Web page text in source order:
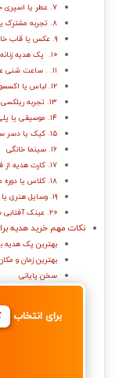
۷. عطر یا اسپری خوشبو
۸. تجربه مشترک یا تفریح دو نفره
۹. عکس یا قاب خاطره‌انگیز
۱۰. پک هدیه زنانه
۱۱. . ساعت شنی عاشقانه
۱۲. لباس یا اکسسوری مورد علاقه
۱۳. تجربه ریلکسی یا اسپای دو نفره
۱۴. موسیقی یا پلی‌لیست شخصی
۱۵. کیک یا دسر سفارشی
۱۶. سینما خانگی
۱۷. کارت هدیه از فروشگاه مورد علاقه
۱۸. کلاس یا دوره مشترک
۱۹. وسایل هنری یا خلاقانه
۲۰. عینک آفتابی شیک
نکات مهم خرید هدیه
بهترین پک هدیه
بهترین زمان و
سخن پایانی
برای انتخاب